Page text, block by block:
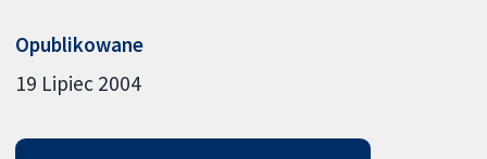
Opublikowane
19 Lipiec 2004